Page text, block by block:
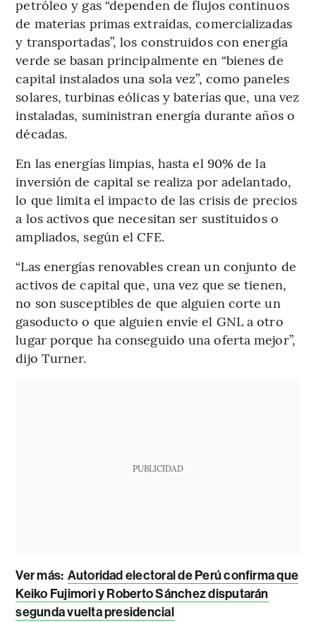
petróleo y gas “dependen de flujos continuos
de materias primas extraídas, comercializadas
y transportadas”, los construidos con energía
verde se basan principalmente en “bienes de
capital instalados una sola vez”, como paneles
solares, turbinas eólicas y baterías que, una vez
instaladas, suministran energía durante años o
décadas.
En las energías limpias, hasta el 90% de la
inversión de capital se realiza por adelantado,
lo que limita el impacto de las crisis de precios
a los activos que necesitan ser sustituidos o
ampliados, según el CFE.
“Las energías renovables crean un conjunto de
activos de capital que, una vez que se tienen,
no son susceptibles de que alguien corte un
gasoducto o que alguien envíe el GNL a otro
lugar porque ha conseguido una oferta mejor”,
dijo Turner.
PUBLICIDAD
Ver más: Autoridad electoral de Perú confirma que
Keiko Fujimori y Roberto Sánchez disputarán
segunda vuelta presidencial